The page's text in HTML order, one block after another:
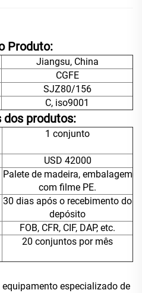
Produto:
Jiangsu, China
CGFE
SJZ80/156
C, iso9001
dos produtos:
1 conjunto
USD 42000
Palete de madeira, embalagem
com filme PE.
30 dias após o recebimento do
depósito
FOB, CFR, CIF, DAP, etc.
20 conjuntos por mês
especializado de